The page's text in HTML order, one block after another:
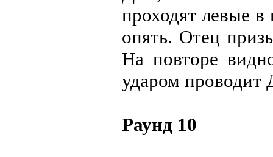
проходят левые в
опять. Отец
На повторе
ударом проводит
Раунд 10